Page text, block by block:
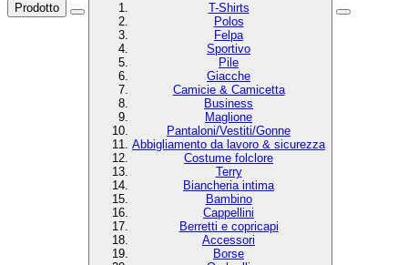
Prodotto
T-Shirts
Polos
Felpa
Sportivo
Pile
Giacche
Camicie & Camicetta
Business
Maglione
Pantaloni/Vestiti/Gonne
Abbigliamento da lavoro & sicurezza
Costume folclore
Terry
Biancheria intima
Bambino
Cappellini
Berretti e copricapi
Accessori
Borse